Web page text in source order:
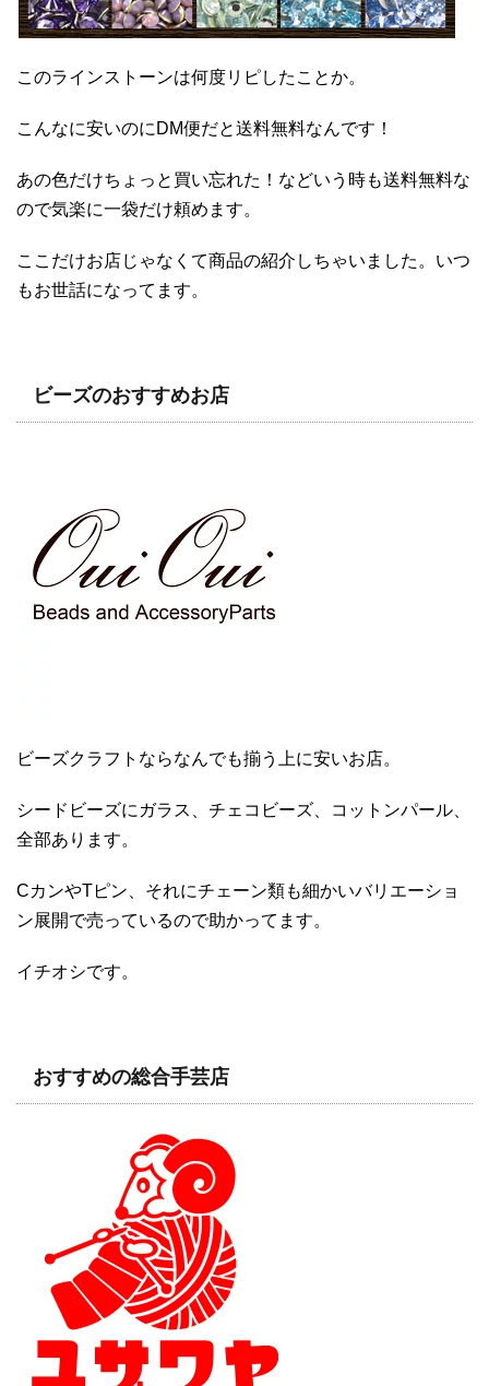
このラインストーンは何度リピしたことか。
こんなに安いのにDM便だと送料無料なんです！
あの色だけちょっと買い忘れた！などいう時も送料無料な
ので気楽に一袋だけ頼めます。
ここだけお店じゃなくて商品の紹介しちゃいました。いつ
もお世話になってます。
ビーズのおすすめお店
ビーズクラフトならなんでも揃う上に安いお店。
シードビーズにガラス、チェコビーズ、コットンパール、
全部あります。
CカンやTピン、それにチェーン類も細かいバリエーショ
ン展開で売っているので助かってます。
イチオシです。
おすすめの総合手芸店